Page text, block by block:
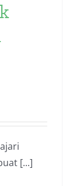
[...]